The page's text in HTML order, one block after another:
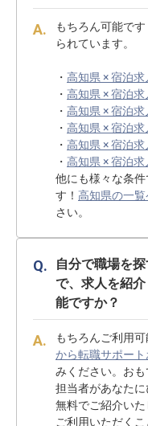
もちろん可能で
られています。
・ 高知県 × 宿泊求
・ 高知県 × 宿泊求
・ 高知県 × 宿泊求
・ 高知県 × 宿泊求
・ 高知県 × 宿泊求
・ 高知県 × 宿泊求
他にも様々な条
す！ 高知県の一覧
さい。
自分で職場を
で、求人を紹
能ですか？
もちろんご利用
から転職サポー
みください。お
担当者があなた
無料でご紹介い
ご利用いただくこ